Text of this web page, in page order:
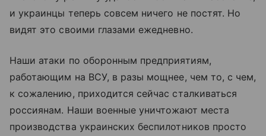
и украинцы теперь совсем ничего не постят. Но
видят это своими глазами ежедневно.
Наши атаки по оборонным предприятиям,
работающим на ВСУ, в разы мощнее, чем то, с чем,
к сожалению, приходится сейчас сталкиваться
россиянам. Наши военные уничтожают места
производства украинских беспилотников просто